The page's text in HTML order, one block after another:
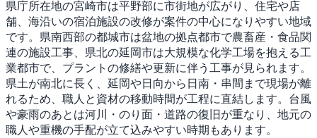
県庁所在地の宮崎市は平野部に市街地が広がり、住宅や店
舗、海沿いの宿泊施設の改修が案件の中心になりやすい地域
です。県南西部の都城市は盆地の拠点都市で農畜産・食品関
連の施設工事、県北の延岡市は大規模な化学工場を抱える工
業都市で、プラントの修繕や更新に伴う工事が見られます。
県土が南北に長く、延岡や日向から日南・串間まで現場が離
れるため、職人と資材の移動時間が工程に直結します。台風
や豪雨のあとは河川・のり面・道路の復旧が重なり、地元の
職人や重機の手配が立て込みやすい時期もあります。